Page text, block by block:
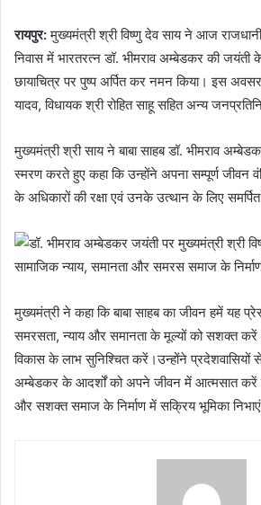
रायपुर:मुख्यमंत्री श्री विष्णु देव साय ने आज
निवास में भारतरत्न डॉ. भीमराव अम्बेडकर की
छायाचित्र पर पुष्प अर्पित कर नमन किया। इस
यादव, विधायक श्री रोहित साहू सहित अन्य
मुख्यमंत्री श्री साय ने बाबा साहब डॉ. भीमराव
स्मरण करते हुए कहा कि उन्होंने अपना सम्पूर्ण जीवन
के अधिकारों की रक्षा एवं उनके उत्थान के लिए
मुख्यमंत्री ने कहा कि बाबा साहब का जीवन हमें यह
समरसता, न्याय और समानता के मूल्यों को सशक्त
विकास के लाभ सुनिश्चित करें।उन्होंने प्रदेशवासियों
अम्बेडकर के आदर्शों को अपने जीवन में आत्मसात करें
और सशक्त समाज के निर्माण में सक्रिय भूमिका